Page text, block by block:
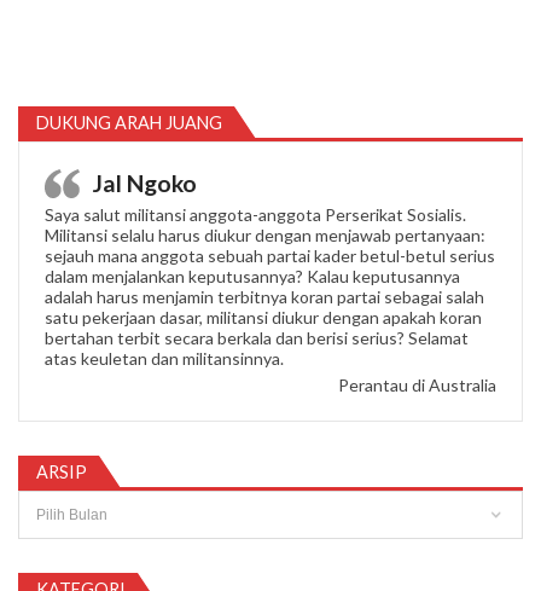
DUKUNG ARAH JUANG
Jal Ngoko
Saya salut militansi anggota-anggota Perserikat Sosialis.
Militansi selalu harus diukur dengan menjawab pertanyaan:
sejauh mana anggota sebuah partai kader betul-betul serius
dalam menjalankan keputusannya? Kalau keputusannya
adalah harus menjamin terbitnya koran partai sebagai salah
satu pekerjaan dasar, militansi diukur dengan apakah koran
bertahan terbit secara berkala dan berisi serius? Selamat
atas keuletan dan militansinnya.
Perantau di Australia
ARSIP